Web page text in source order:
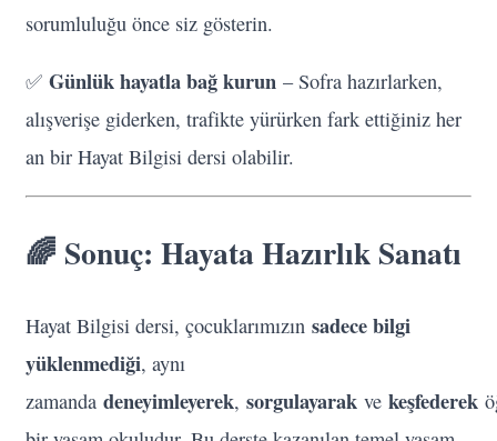
sorumluluğu önce siz gösterin.
✅ Günlük hayatla bağ kurun – Sofra hazırlarken,
alışverişe giderken, trafikte yürürken fark ettiğiniz her
an bir Hayat Bilgisi dersi olabilir.
🌈 Sonuç: Hayata Hazırlık Sanatı
Hayat Bilgisi dersi, çocuklarımızın sadece bilgi
yüklenmediği, aynı
zamanda deneyimleyerek, sorgulayarak ve keşfederek